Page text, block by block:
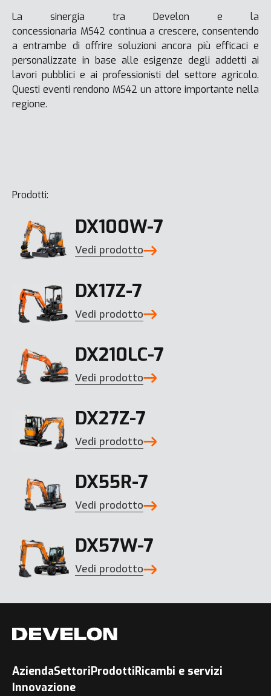
La sinergia tra Develon e la
concessionaria MS42 continua a crescere, consentendo
a entrambe di offrire soluzioni ancora più efficaci e
personalizzate in base alle esigenze degli addetti ai
lavori pubblici e ai professionisti del settore agricolo.
Questi eventi rendono MS42 un attore importante nella
regione.
Prodotti:
DX100W-7
Vedi prodotto
DX17Z-7
Vedi prodotto
DX210LC-7
Vedi prodotto
DX27Z-7
Vedi prodotto
DX55R-7
Vedi prodotto
DX57W-7
Vedi prodotto
AziendaSettoriProdottiRicambi e servizi
Innovazione